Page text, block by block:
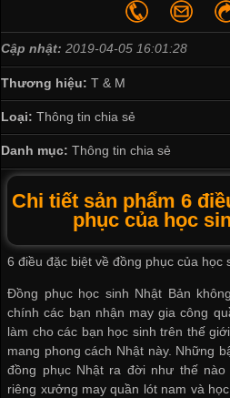
Cập nhật: 2019-04-05 16:01:28
Thương hiệu: T & M
Loại: Thông tin chia sẻ
Danh mục: Thông tin chia sẻ
Chi tiết sản phẩm 6
phục của học
6 điều đặc biệt về đồng phục của học
Đồng phục học sinh Nhật Bản
chính các bạn nhận may gia công
làm cho các bạn học sinh trên thế
mang phong cách Nhật này. Những
đồng phục Nhật ra đời như thế
riêng xưởng may quần lót nam và